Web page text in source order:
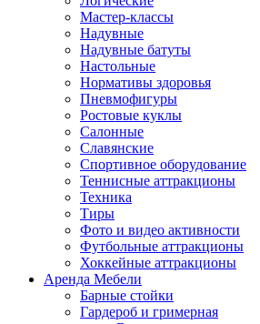
Мастер-классы
Надувные
Надувные батуты
Настольные
Нормативы здоровья
Пневмофигуры
Ростовые куклы
Салонные
Славянские
Спортивное оборудование
Теннисные аттракционы
Техника
Тиры
Фото и видео активности
Футбольные аттракционы
Хоккейные аттракционы
Аренда Мебели
Барные стойки
Гардероб и гримерная